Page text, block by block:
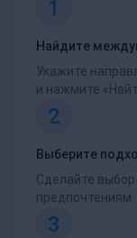
1
Найдите
Укажите
и нажмите
2
Выберите
Сделайте
предпочтениям.
3